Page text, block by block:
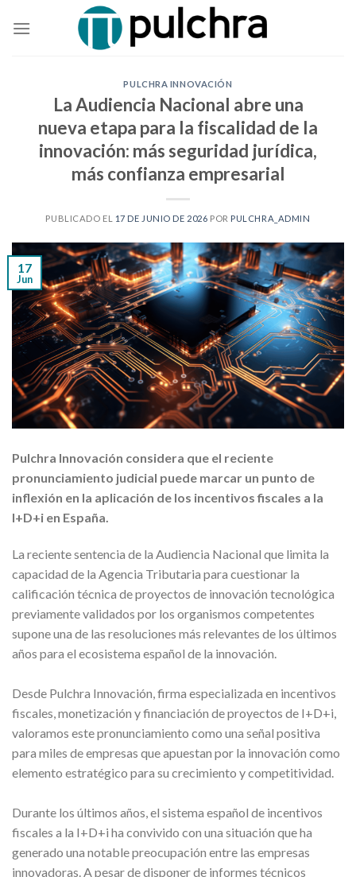
PULCHRA INNOVACIÓN
La Audiencia Nacional abre una
nueva etapa para la fiscalidad de la
innovación: más seguridad jurídica,
más confianza empresarial
PUBLICADO EL 17 DE JUNIO DE 2026 POR PULCHRA_ADMIN
17
Jun
Pulchra Innovación considera que el reciente
pronunciamiento judicial puede marcar un punto de
inflexión en la aplicación de los incentivos fiscales a la
I+D+i en España.
La reciente sentencia de la Audiencia Nacional que limita la
capacidad de la Agencia Tributaria para cuestionar la
calificación técnica de proyectos de innovación tecnológica
previamente validados por los organismos competentes
supone una de las resoluciones más relevantes de los últimos
años para el ecosistema español de la innovación.
Desde Pulchra Innovación, firma especializada en incentivos
fiscales, monetización y financiación de proyectos de I+D+i,
valoramos este pronunciamiento como una señal positiva
para miles de empresas que apuestan por la innovación como
elemento estratégico para su crecimiento y competitividad.
Durante los últimos años, el sistema español de incentivos
fiscales a la I+D+i ha convivido con una situación que ha
generado una notable preocupación entre las empresas
innovadoras. A pesar de disponer de informes técnicos